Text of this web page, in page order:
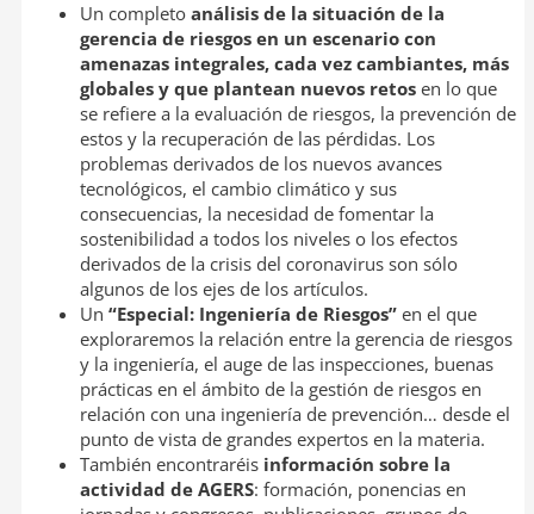
Un completo análisis de la situación de la
gerencia de riesgos en un escenario con
amenazas integrales, cada vez cambiantes, más
globales y que plantean nuevos retosen lo que
se refiere a la evaluación de riesgos, la prevención de
estos y la recuperación de las pérdidas. Los
problemas derivados de los nuevos avances
tecnológicos, el cambio climático y sus
consecuencias, la necesidad de fomentar la
sostenibilidad a todos los niveles o los efectos
derivados de la crisis del coronavirus son sólo
algunos de los ejes de los artículos.
Un “Especial: Ingeniería de Riesgos”en el que
exploraremos la relación entre la gerencia de riesgos
y la ingeniería, el auge de las inspecciones, buenas
prácticas en el ámbito de la gestión de riesgos en
relación con una ingeniería de prevención… desde el
punto de vista de grandes expertos en la materia.
También encontraréis información sobre la
actividad de AGERS: formación, ponencias en